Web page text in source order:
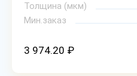
Толщина (мкм)
Мин.заказ
3 974.20 ₽